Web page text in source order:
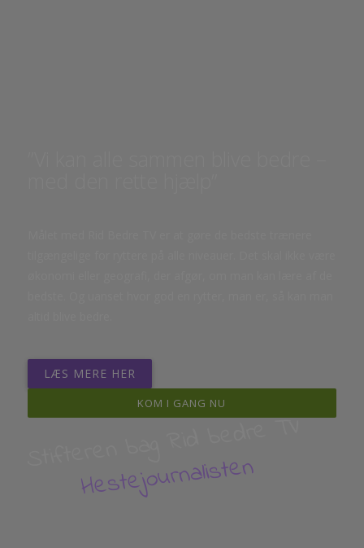
LÆS MERE HER
KOM I GANG NU
Stifteren bag Rid bedre TV
Hestejournalisten